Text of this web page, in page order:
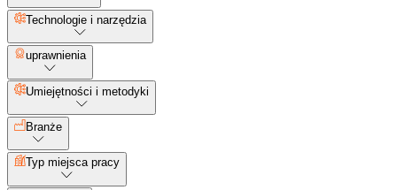
Technologie i narzędzia
uprawnienia
Umiejętności i metodyki
Branże
Typ miejsca pracy